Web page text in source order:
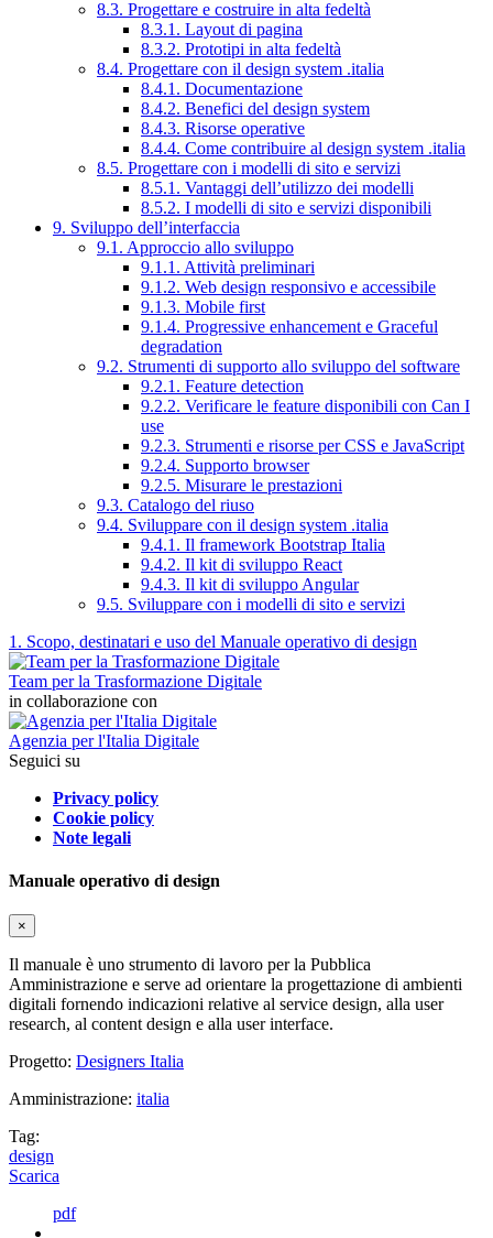
8.3. Progettare e costruire in alta fedeltà
8.3.1. Layout di pagina
8.3.2. Prototipi in alta fedeltà
8.4. Progettare con il design system .italia
8.4.1. Documentazione
8.4.2. Benefici del design system
8.4.3. Risorse operative
8.4.4. Come contribuire al design system .italia
8.5. Progettare con i modelli di sito e servizi
8.5.1. Vantaggi dell’utilizzo dei modelli
8.5.2. I modelli di sito e servizi disponibili
9. Sviluppo dell’interfaccia
9.1. Approccio allo sviluppo
9.1.1. Attività preliminari
9.1.2. Web design responsivo e accessibile
9.1.3. Mobile first
9.1.4. Progressive enhancement e Graceful
degradation
9.2. Strumenti di supporto allo sviluppo del software
9.2.1. Feature detection
9.2.2. Verificare le feature disponibili con Can I
use
9.2.3. Strumenti e risorse per CSS e JavaScript
9.2.4. Supporto browser
9.2.5. Misurare le prestazioni
9.3. Catalogo del riuso
9.4. Sviluppare con il design system .italia
9.4.1. Il framework Bootstrap Italia
9.4.2. Il kit di sviluppo React
9.4.3. Il kit di sviluppo Angular
9.5. Sviluppare con i modelli di sito e servizi
1. Scopo, destinatari e uso del Manuale operativo di design
Team per la Trasformazione Digitale
in collaborazione con
Agenzia per l'Italia Digitale
Seguici su
Privacy policy
Cookie policy
Note legali
Manuale operativo di design
×
Il manuale è uno strumento di lavoro per la Pubblica
Amministrazione e serve ad orientare la progettazione di ambienti
digitali fornendo indicazioni relative al service design, alla user
research, al content design e alla user interface.
Progetto: Designers Italia
Amministrazione: italia
Tag:
design
Scarica
pdf